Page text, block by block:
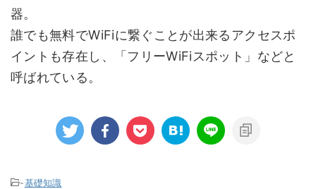
器。
誰でも無料でWiFiに繋ぐことが出来るアクセスポ
イントも存在し、「フリーWiFiスポット」などと
呼ばれている。
-基礎知識